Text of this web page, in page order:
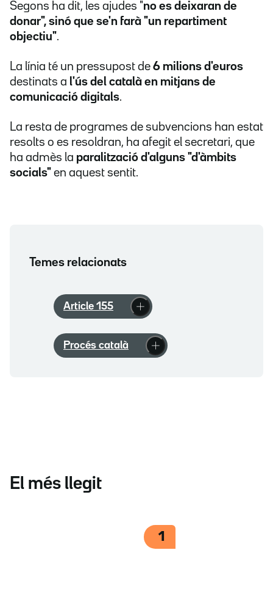
Segons ha dit, les ajudes "no es deixaran de
donar", sinó que se'n farà "un repartiment
objectiu".
La línia té un pressupost de 6 milions d'euros
destinats a l'ús del català en mitjans de
comunicació digitals.
La resta de programes de subvencions han estat
resolts o es resoldran, ha afegit el secretari, que
ha admès la paralització d'alguns "d'àmbits
socials" en aquest sentit.
Temes relacionats
Article 155
Procés català
El més llegit
1